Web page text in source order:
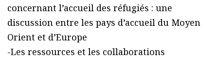
concernant l’accueil des réfugiés : une
discussion entre les pays d’accueil du Moyen
Orient et d’Europe
-Les ressources et les collaborations